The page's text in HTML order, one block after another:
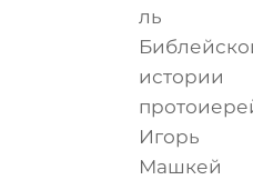
ль
истории
Игорь
Машкей